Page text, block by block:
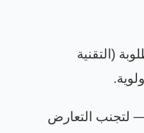
(التقنية
.
لتجنب التعارض